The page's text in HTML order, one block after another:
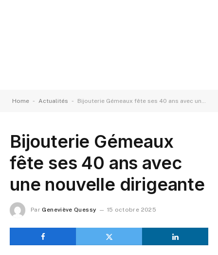
Home - Actualités - Bijouterie Gémeaux fête ses 40 ans avec une nouvelle dirigeante
Bijouterie Gémeaux
fête ses 40 ans avec
une nouvelle dirigeante
Par Geneviève Quessy 15 octobre 2025